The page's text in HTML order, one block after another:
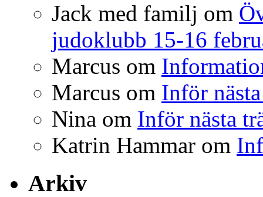
Jack med familj om
judoklubb 15-16
Marcus om
Marcus om Inför
Nina om Inför nästa
Katrin Hammar om
Arkiv